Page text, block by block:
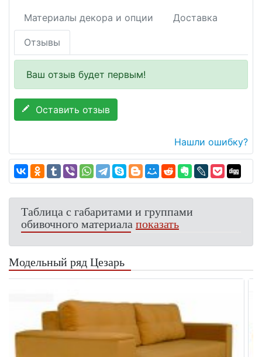
Материалы декора и опции Доставка
Отзывы
Ваш отзыв будет первым!
Оставить отзыв
Нашли ошибку?
Таблица с габаритами и группами
обивочного материалапоказать
Модельный ряд Цезарь